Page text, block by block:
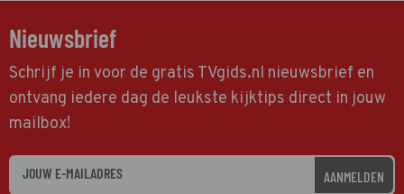
Nieuwsbrief
Schrijf je in voor de gratis TVgids.nl nieuwsbrief en
ontvang iedere dag de leukste kijktips direct in jouw
mailbox!
AANMELDEN